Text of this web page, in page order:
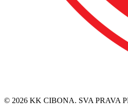
© 2026 KK CIBONA. SVA PRAVA